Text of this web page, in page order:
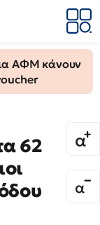
ΑΦΜ κάνουν
62